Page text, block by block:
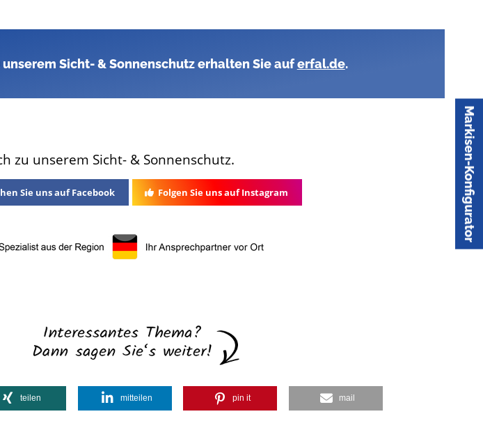
Markisen-Konfigurator
Sicht- & Sonnenschutz erhalten Sie auferfal.de.
zu unserem Sicht- & Sonnenschutz.
Sie uns auf Facebook Folgen Sie uns auf Instagram
teilen mitteilen pin it mail